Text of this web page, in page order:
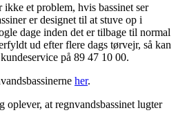
ikke et problem, hvis bassinet ser
er designet til at stuve op i
dage inden det er tilbage til normal
ud efter flere dags tørvejr, så kan
på 89 47 10 00.
her.
oplever, at regnvandsbassinet lugter